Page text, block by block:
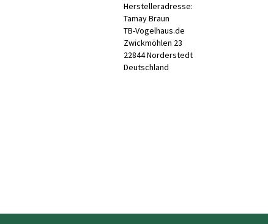
Herstelleradresse:
Tamay Braun
TB-Vogelhaus.de
Zwickmöhlen 23
22844 Norderstedt
Deutschland